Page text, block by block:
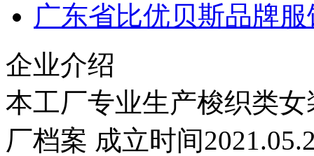
广东省比优贝斯品牌
企业介绍
本工厂专业生产梭织类
厂档案 成立时间